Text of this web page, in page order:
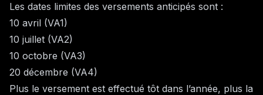
Les dates limites des versements anticipés sont :
10 avril (VA1)
10 juillet (VA2)
10 octobre (VA3)
20 décembre (VA4)
Plus le versement est effectué tôt dans l’année, plus la